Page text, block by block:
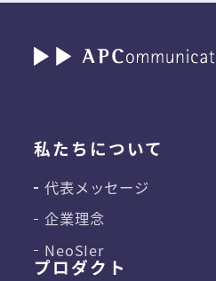
私たちについて
代表メッセージ
企業理念
NeoSIer
プロダクト